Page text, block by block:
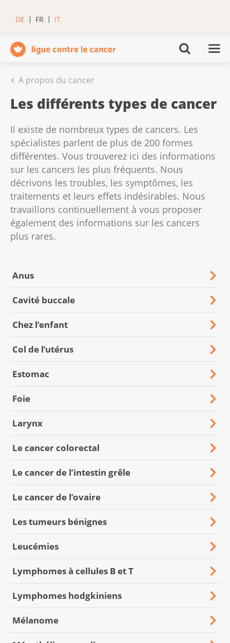
DE FR IT
A propos du cancer
Les différents types de cancer
Il existe de nombreux types de cancers. Les
spécialistes parlent de plus de 200 formes
différentes. Vous trouverez ici des informations
sur les cancers les plus fréquents. Nous
décrivons les troubles, les symptômes, les
traitements et leurs effets indésirables. Nous
travaillons continuellement à vous proposer
également des informations sur les cancers
plus rares.
Anus
Cavité buccale
Chez l’enfant
Col de l’utérus
Estomac
Foie
Larynx
Le cancer colorectal
Le cancer de l’intestin grêle
Le cancer de l’ovaire
Les tumeurs bénignes
Leucémies
Lymphomes à cellules B et T
Lymphomes hodgkiniens
Mélanome